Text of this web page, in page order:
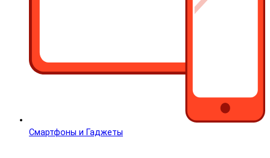
Смартфоны и Гаджеты